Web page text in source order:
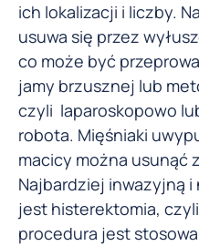
ich lokalizacji i liczby.
usuwa się przez
co może być
jamy brzusznej lub
czyli laparoskopowo
robota. Mięśniaki
macicy można usunąć
Najbardziej inwazyjną
jest histerektomia,
procedura jest